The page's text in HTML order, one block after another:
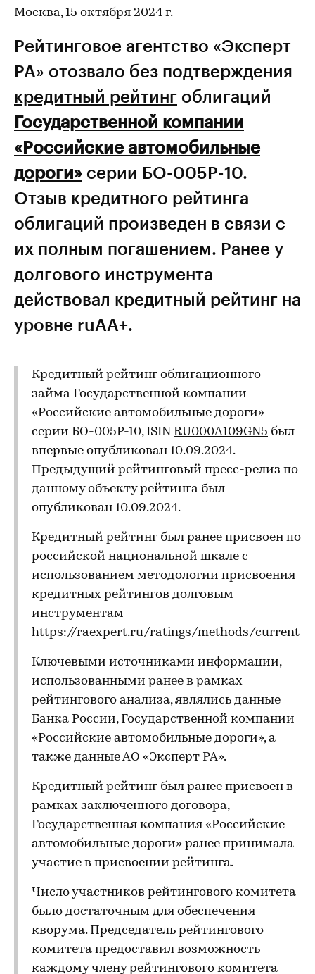
Москва, 15 октября 2024 г.
Рейтинговое агентство «Эксперт
РА» отозвало без подтверждения
кредитный рейтинг облигаций
Государственной компании
«Российские автомобильные
дороги» серии БО-005P-10.
Отзыв кредитного рейтинга
облигаций произведен в связи с
их полным погашением. Ранее у
долгового инструмента
действовал кредитный рейтинг на
уровне ruАА+.
Кредитный рейтинг облигационного
займа Государственной компании
«Российские автомобильные дороги»
серии БО-005P-10, ISIN RU000A109GN5 был
впервые опубликован 10.09.2024.
Предыдущий рейтинговый пресс-релиз по
данному объекту рейтинга был
опубликован 10.09.2024.
Кредитный рейтинг был ранее присвоен по
российской национальной шкале с
использованием методологии присвоения
кредитных рейтингов долговым
инструментам
https://raexpert.ru/ratings/methods/current
Ключевыми источниками информации,
использованными ранее в рамках
рейтингового анализа, являлись данные
Банка России, Государственной компании
«Российские автомобильные дороги», а
также данные АО «Эксперт РА».
Кредитный рейтинг был ранее присвоен в
рамках заключенного договора,
Государственная компания «Российские
автомобильные дороги» ранее принимала
участие в присвоении рейтинга.
Число участников рейтингового комитета
было достаточным для обеспечения
кворума. Председатель рейтингового
комитета предоставил возможность
каждому члену рейтингового комитета